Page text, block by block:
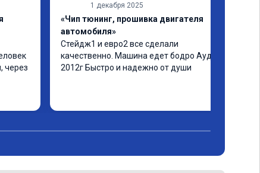
через
1 декабря 2025
«Чип тюнинг, прошивка двигателя
автомобиля»
Стейдж1 и евро2 все сделали
качественно. Машина едет бодро Ауди а4
2012г Быстро и надежно от души